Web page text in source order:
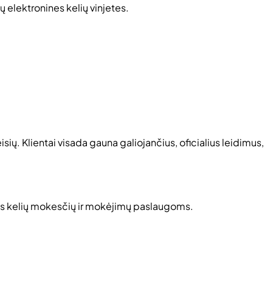
elektronines kelių vinjetes.
Klientai visada gauna galiojančius, oficialius leidimus,
kelių mokesčių ir mokėjimų paslaugoms.